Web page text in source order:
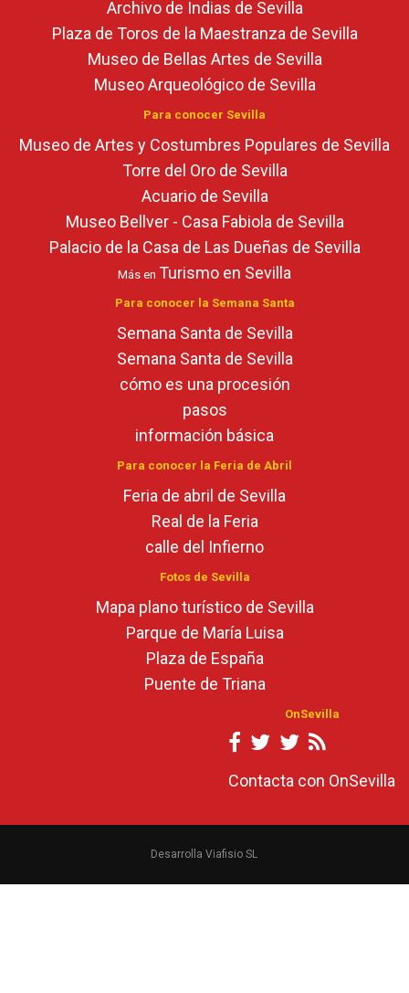
Archivo de Indias de Sevilla
Plaza de Toros de la Maestranza de Sevilla
Museo de Bellas Artes de Sevilla
Museo Arqueológico de Sevilla
Para conocer Sevilla
Museo de Artes y Costumbres Populares de Sevilla
Torre del Oro de Sevilla
Acuario de Sevilla
Museo Bellver - Casa Fabiola de Sevilla
Palacio de la Casa de Las Dueñas de Sevilla
Más en Turismo en Sevilla
Para conocer la Semana Santa
Semana Santa de Sevilla
Semana Santa de Sevilla
cómo es una procesión
pasos
información básica
Para conocer la Feria de Abril
Feria de abril de Sevilla
Real de la Feria
calle del Infierno
Fotos de Sevilla
Mapa plano turístico de Sevilla
Parque de María Luisa
Plaza de España
Puente de Triana
OnSevilla
Contacta con OnSevilla
Desarrolla Viafisio SL